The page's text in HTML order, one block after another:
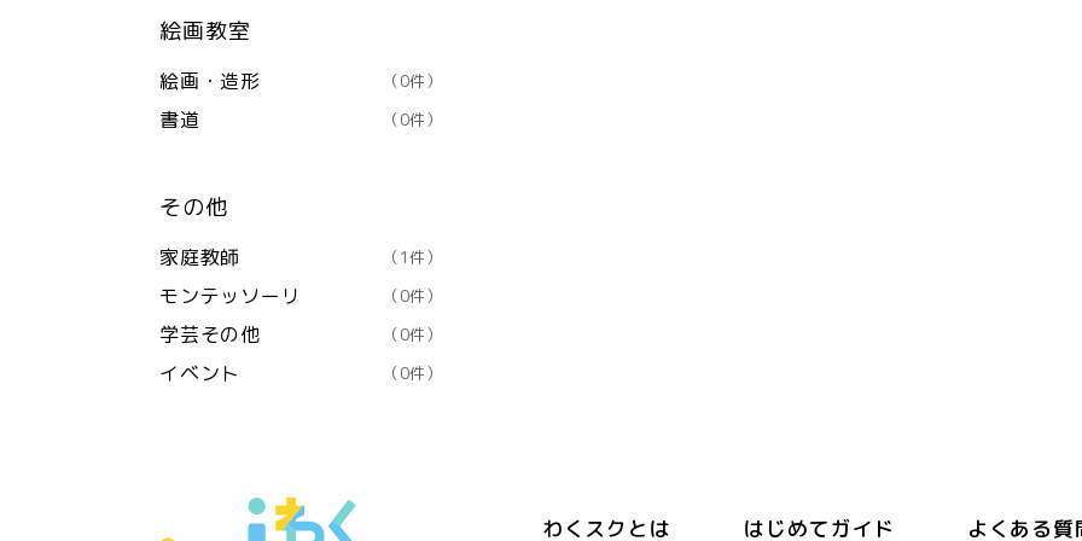
絵画教室
絵画・造形 （0件）
書道 （0件）
その他
家庭教師 （1件）
モンテッソーリ （0件）
学芸その他 （0件）
イベント （0件）
わくスクとは はじめてガイド よくある質